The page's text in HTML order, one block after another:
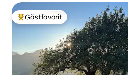
Populär gästfavorit
Gästfavorit